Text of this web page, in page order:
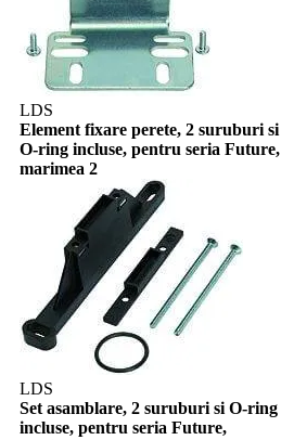
LDS
Element fixare perete, 2 suruburi si
O-ring incluse, pentru seria Future,
marimea 2
LDS
Set asamblare, 2 suruburi si O-ring
incluse, pentru seria Future,